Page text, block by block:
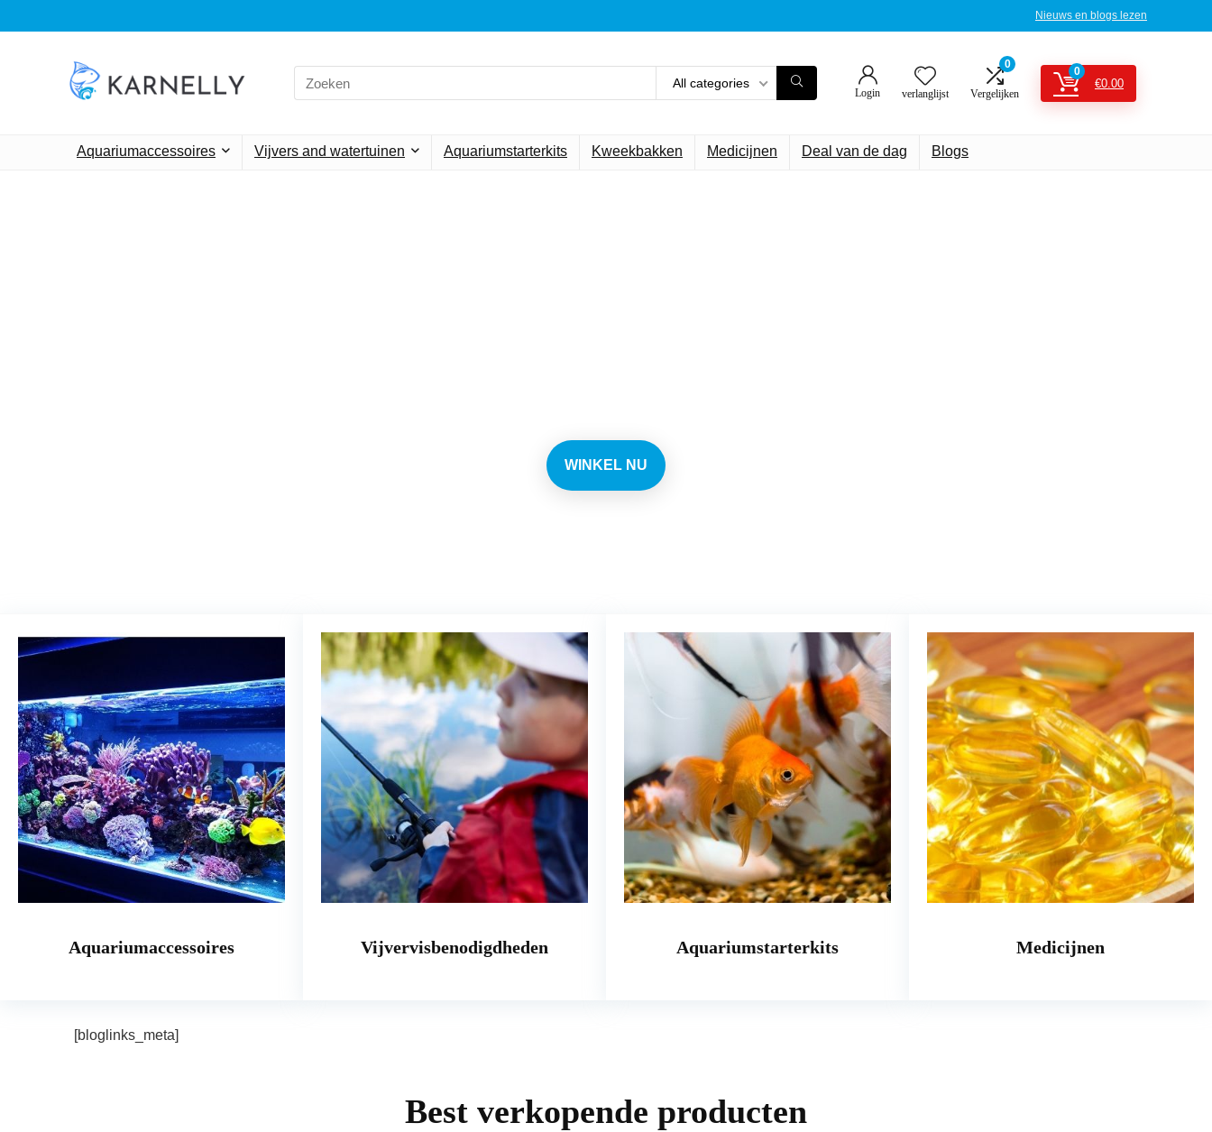
Nieuws en blogs lezen
All categories
Login verlanglijst
0
Vergelijken
0
€0.00
Aquariumaccessoires Vijvers and watertuinen Aquariumstarterkits Kweekbakken Medicijnen Deal van de dag Blogs
WINKEL NU
Aquariumaccessoires Vijvervisbenodigdheden Aquariumstarterkits Medicijnen
[bloglinks_meta]
Best verkopende producten